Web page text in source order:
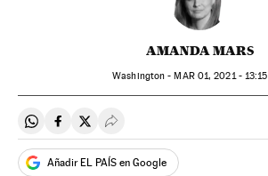
AMANDA MARS
Washington -MAR01, 2021 - 13:15
Compartir en Whatsapp
Compartir en Facebook
Compartir en Twitter
Desplegar Redes Sociales
Añadir EL PAÍS en Google